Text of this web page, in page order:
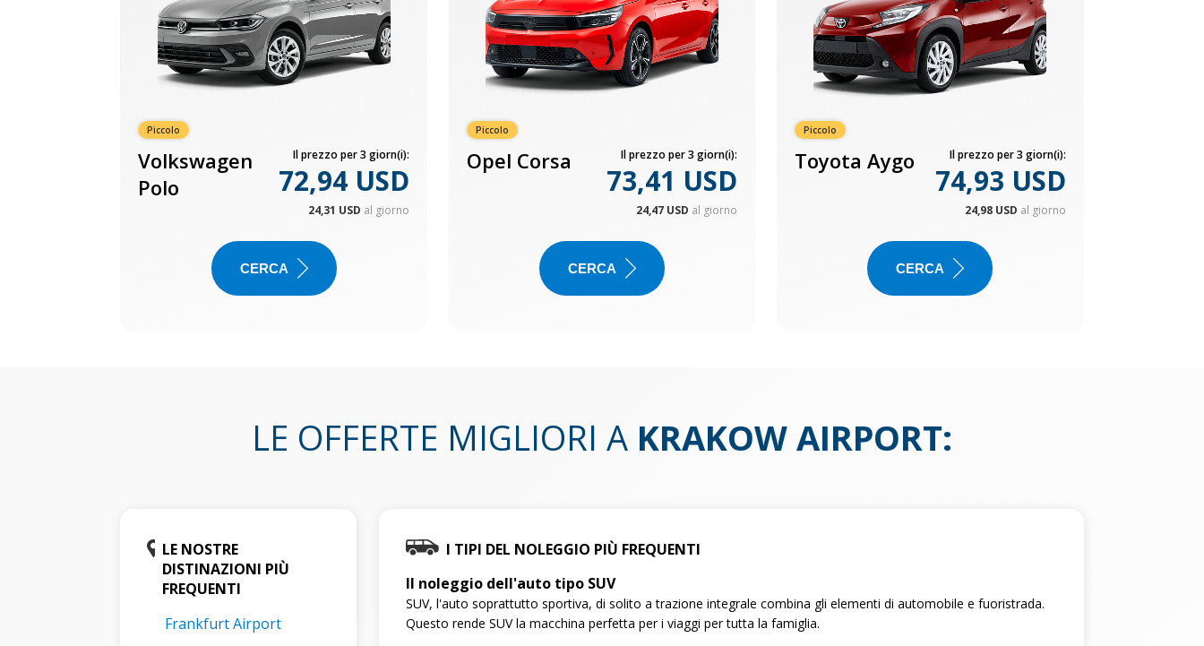
Piccolo
Volkswagen
Polo
Il prezzo per 3 giorn(i):
72,94 USD
24,31 USD al giorno
CERCA
Piccolo
Opel Corsa Il prezzo per 3 giorn(i):
73,41 USD
24,47 USD al giorno
CERCA
Piccolo
Toyota Aygo Il prezzo per 3 giorn(i):
74,93 USD
24,98 USD al giorno
CERCA
LE OFFERTE MIGLIORI A KRAKOW AIRPORT:
LE NOSTRE
DISTINAZIONI PIÙ
FREQUENTI
Frankfurt Airport
I TIPI DEL NOLEGGIO PIÙ FREQUENTI
Il noleggio dell'auto tipo SUV
SUV, l'auto soprattutto sportiva, di solito a trazione integrale combina gli elementi di automobile e fuoristrada.
Questo rende SUV la macchina perfetta per i viaggi per tutta la famiglia.